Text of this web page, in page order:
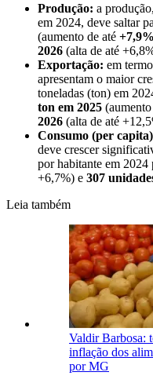
Produção: a
em 2024, deve saltar
(aumento de até +7,9%
2026 (alta de até
Exportação: em
apresentam o maior
toneladas (ton) em
ton em 2025
2026 (alta de até
Consumo (per
deve crescer
por habitante em 2024
+6,7%) e 307
Leia também
Valdir Barbosa:
inflação dos
por MG